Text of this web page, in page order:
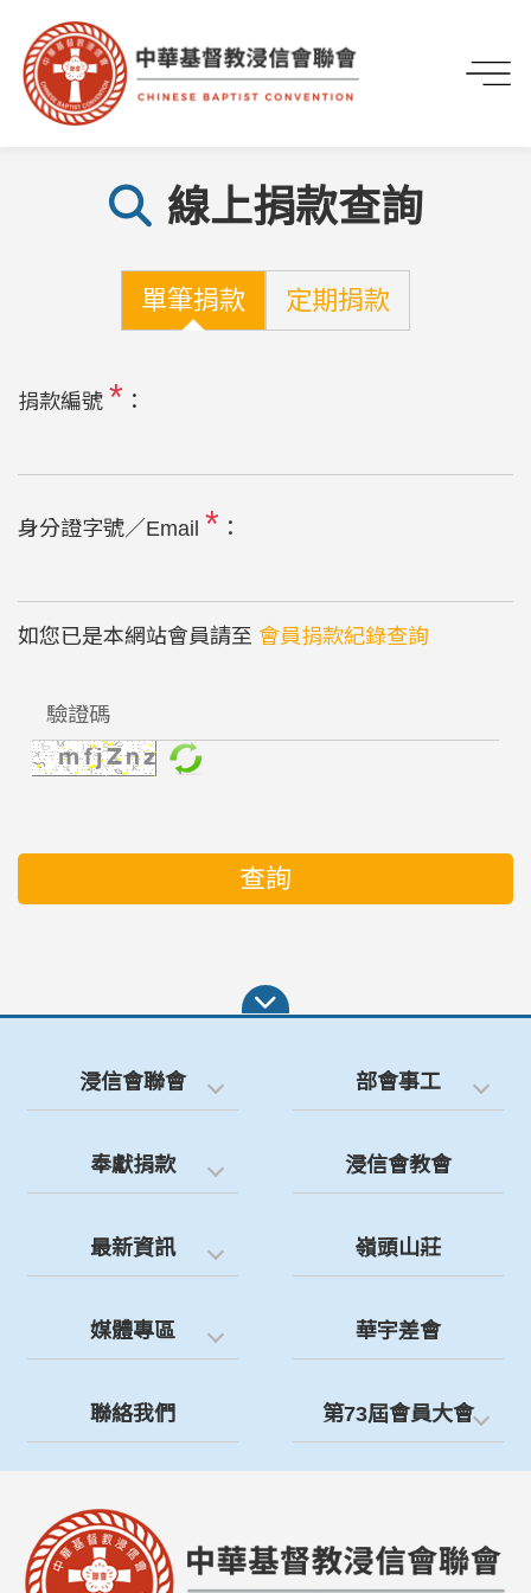
首頁
線上捐款查詢
單筆捐款 定期捐款
捐款編號 * ：
身分證字號／Email * ：
如您已是本網站會員請至 會員捐款紀錄查詢
查詢
浸信會聯會 部會事工
奉獻捐款 浸信會教會
最新資訊 嶺頭山莊
媒體專區 華宇差會
聯絡我們 第73屆會員大會